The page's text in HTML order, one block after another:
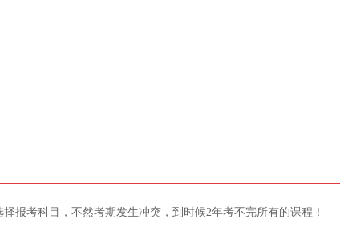
报考科目，不然考期发生冲突，到时候2年考不完所有的课程！